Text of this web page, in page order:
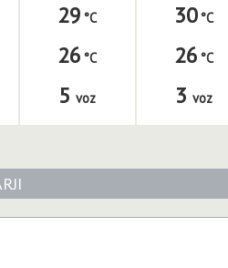
29
26
5 voz
30
26
3 voz